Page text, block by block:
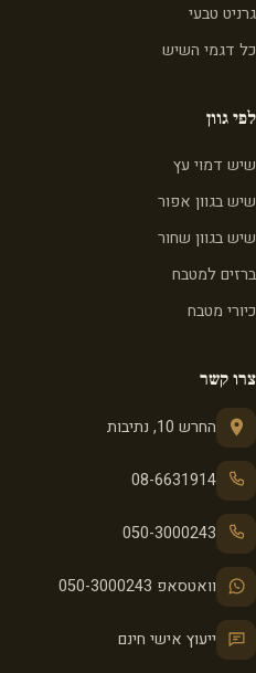
גרניט טבעי
כל דגמי השיש
לפי גוון
שיש דמוי עץ
שיש בגוון אפור
שיש בגוון שחור
ברזים למטבח
כיורי מטבח
צרו קשר
החרש 10, נתיבות
08-6631914
050-3000243
וואטסאפ 050-3000243
ייעוץ אישי חינם